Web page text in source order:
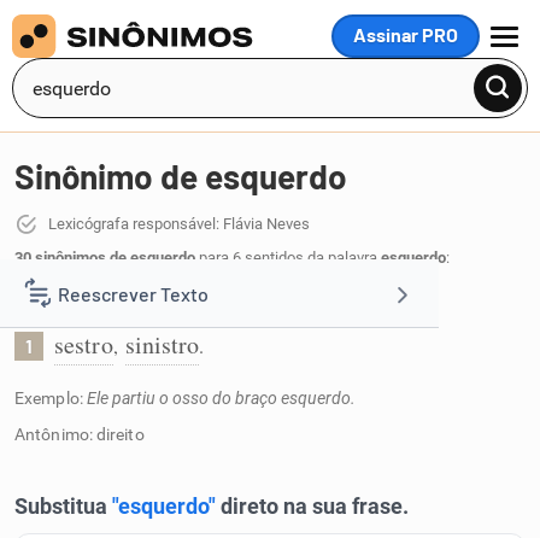
Assinar PRO
MENU
Reescrever Texto
Resumir Texto
Corrigir Texto
Detector de IA
Sinônimo de esquerdo
Lexicógrafa responsável: Flávia Neves
30 sinônimos de esquerdo para 6 sentidos da palavra esquerdo:
Relativo ao lado esquerdo:
1 sestro, sinistro.
Exemplo:Ele partiu o osso do braço esquerdo.
Antônimo: direito